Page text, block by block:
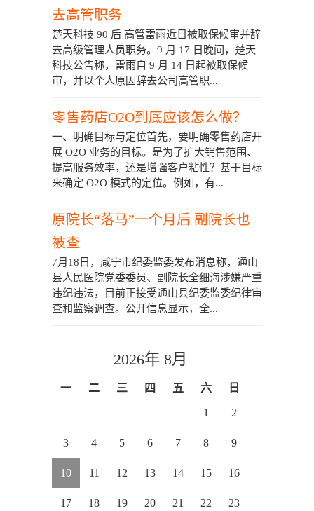
去高管职务
楚天科技 90 后 高管雷雨近日被取保候审并辞
去高级管理人员职务。9 月 17 日晚间，楚天
科技公告称，雷雨自 9 月 14 日起被取保候
审，并以个人原因辞去公司高管职...
零售药店O2O到底应该怎么做？
一、明确目标与定位首先，要明确零售药店开
展 O2O 业务的目标。是为了扩大销售范围、
提高服务效率，还是增强客户粘性？基于目标
来确定 O2O 模式的定位。例如，有...
原院长“落马”一个月后 副院长也
被查
7月18日，咸宁市纪委监委发布消息称，通山
县人民医院党委委员、副院长全细海涉嫌严重
违纪违法，目前正接受通山县纪委监委纪律审
查和监察调查。公开信息显示，全...
2026年 8月
一 二 三 四 五 六 日
1 2
3 4 5 6 7 8 9
10 11 12 13 14 15 16
17 18 19 20 21 22 23